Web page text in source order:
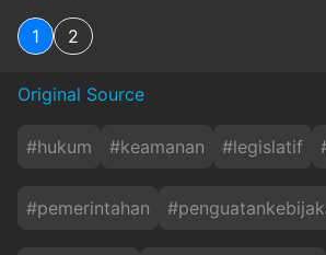
1 2
Original Source
#hukum #keamanan #legislatif
#pemerintahan #